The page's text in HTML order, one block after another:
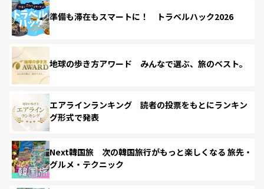
準備も滞在もスマートに！ トラベルハック2026
地球の歩き方アワード みんなで選ぶ、旅のベスト。
エアラインランキング 読者の投票をもとにランキン
グ形式で発表
Next韓国旅 次の韓国旅行がもっと楽しくなる 旅先・
グルメ・テクニック